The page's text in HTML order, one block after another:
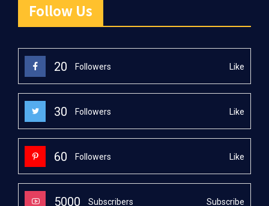
Follow Us
20 Followers Like
30 Followers Like
60 Followers Like
5000 Subscribers Subscribe